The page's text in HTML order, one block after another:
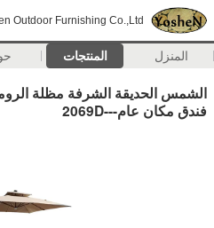
Outdoor Furnishing Co.,Ltd
المنزل المنتجات
الشمس الحديقة الشرفة مظلة
فندق مكان عام---2069D